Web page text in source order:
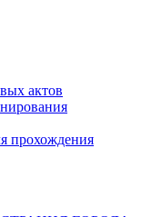
актов
прохождения